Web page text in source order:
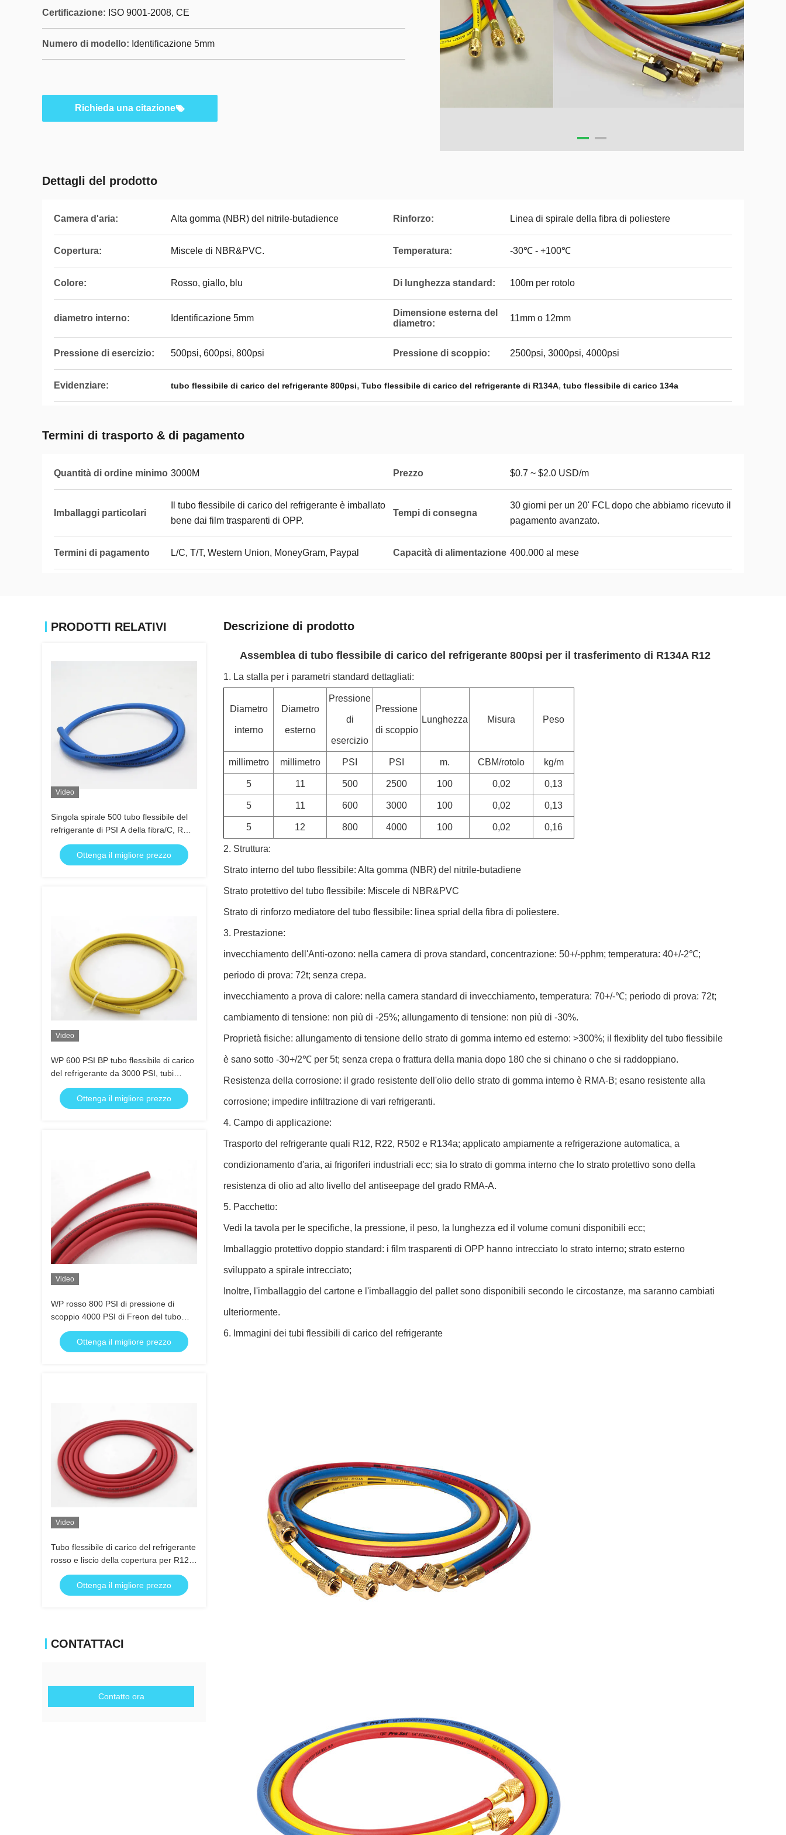
Certificazione: ISO 9001-2008, CE
Numero di modello: Identificazione 5mm
Richieda una citazione
Dettagli del prodotto
Camera d'aria: Alta gomma (NBR) del nitrile-butadience Rinforzo: Linea di spirale della fibra di poliestere
Copertura: Miscele di NBR&PVC. Temperatura: -30℃ - +100℃
Colore: Rosso, giallo, blu Di lunghezza standard: 100m per rotolo
diametro interno: Identificazione 5mm
Dimensione esterna del
diametro:
11mm o 12mm
Pressione di esercizio: 500psi, 600psi, 800psi Pressione di scoppio: 2500psi, 3000psi, 4000psi
Evidenziare: tubo flessibile di carico del refrigerante 800psi, Tubo flessibile di carico del refrigerante di R134A, tubo flessibile di carico 134a
Termini di trasporto & di pagamento
Quantità di ordine minimo 3000M Prezzo $0.7 ~ $2.0 USD/m
Imballaggi particolari
Il tubo flessibile di carico del refrigerante è imballato
bene dai film trasparenti di OPP.
Tempi di consegna
30 giorni per un 20' FCL dopo che abbiamo ricevuto il
pagamento avanzato.
Termini di pagamento L/C, T/T, Western Union, MoneyGram, Paypal Capacità di alimentazione 400.000 al mese
PRODOTTI RELATIVI
Video
Singola spirale 500 tubo flessibile del
refrigerante di PSI A della fibra/C, R
134 un tubo flessibile del refrigerante
Ottenga il migliore prezzo
Video
WP 600 PSI BP tubo flessibile di carico
del refrigerante da 3000 PSI, tubi
flessibili del rivestimento giallo
Ottenga il migliore prezzo
Video
WP rosso 800 PSI di pressione di
scoppio 4000 PSI di Freon del tubo
flessibile di resistenza di olio
Ottenga il migliore prezzo
Video
Tubo flessibile di carico del refrigerante
rosso e liscio della copertura per R12,
R22, R134a ecc
Ottenga il migliore prezzo
CONTATTACI
Contatto ora
Descrizione di prodotto
Assemblea di tubo flessibile di carico del refrigerante 800psi per il trasferimento di R134A R12
1. La stalla per i parametri standard dettagliati:
Diametro
interno
Diametro
esterno
Pressione
di
esercizio
Pressione
di scoppio
Lunghezza Misura Peso
millimetro millimetro PSI PSI m. CBM/rotolo kg/m
5 11 500 2500 100 0,02 0,13
5 11 600 3000 100 0,02 0,13
5 12 800 4000 100 0,02 0,16
2. Struttura:
Strato interno del tubo flessibile: Alta gomma (NBR) del nitrile-butadiene
Strato protettivo del tubo flessibile: Miscele di NBR&PVC
Strato di rinforzo mediatore del tubo flessibile: linea sprial della fibra di poliestere.
3. Prestazione:
invecchiamento dell'Anti-ozono: nella camera di prova standard, concentrazione: 50+/-pphm; temperatura: 40+/-2℃;
periodo di prova: 72t; senza crepa.
invecchiamento a prova di calore: nella camera standard di invecchiamento, temperatura: 70+/-℃; periodo di prova: 72t;
cambiamento di tensione: non più di -25%; allungamento di tensione: non più di -30%.
Proprietà fisiche: allungamento di tensione dello strato di gomma interno ed esterno: >300%; il flexiblity del tubo flessibile
è sano sotto -30+/2℃ per 5t; senza crepa o frattura della mania dopo 180 che si chinano o che si raddoppiano.
Resistenza della corrosione: il grado resistente dell'olio dello strato di gomma interno è RMA-B; esano resistente alla
corrosione; impedire infiltrazione di vari refrigeranti.
4. Campo di applicazione:
Trasporto del refrigerante quali R12, R22, R502 e R134a; applicato ampiamente a refrigerazione automatica, a
condizionamento d'aria, ai frigoriferi industriali ecc; sia lo strato di gomma interno che lo strato protettivo sono della
resistenza di olio ad alto livello del antiseepage del grado RMA-A.
5. Pacchetto:
Vedi la tavola per le specifiche, la pressione, il peso, la lunghezza ed il volume comuni disponibili ecc;
Imballaggio protettivo doppio standard: i film trasparenti di OPP hanno intrecciato lo strato interno; strato esterno
sviluppato a spirale intrecciato;
Inoltre, l'imballaggio del cartone e l'imballaggio del pallet sono disponibili secondo le circostanze, ma saranno cambiati
ulteriormente.
6. Immagini dei tubi flessibili di carico del refrigerante